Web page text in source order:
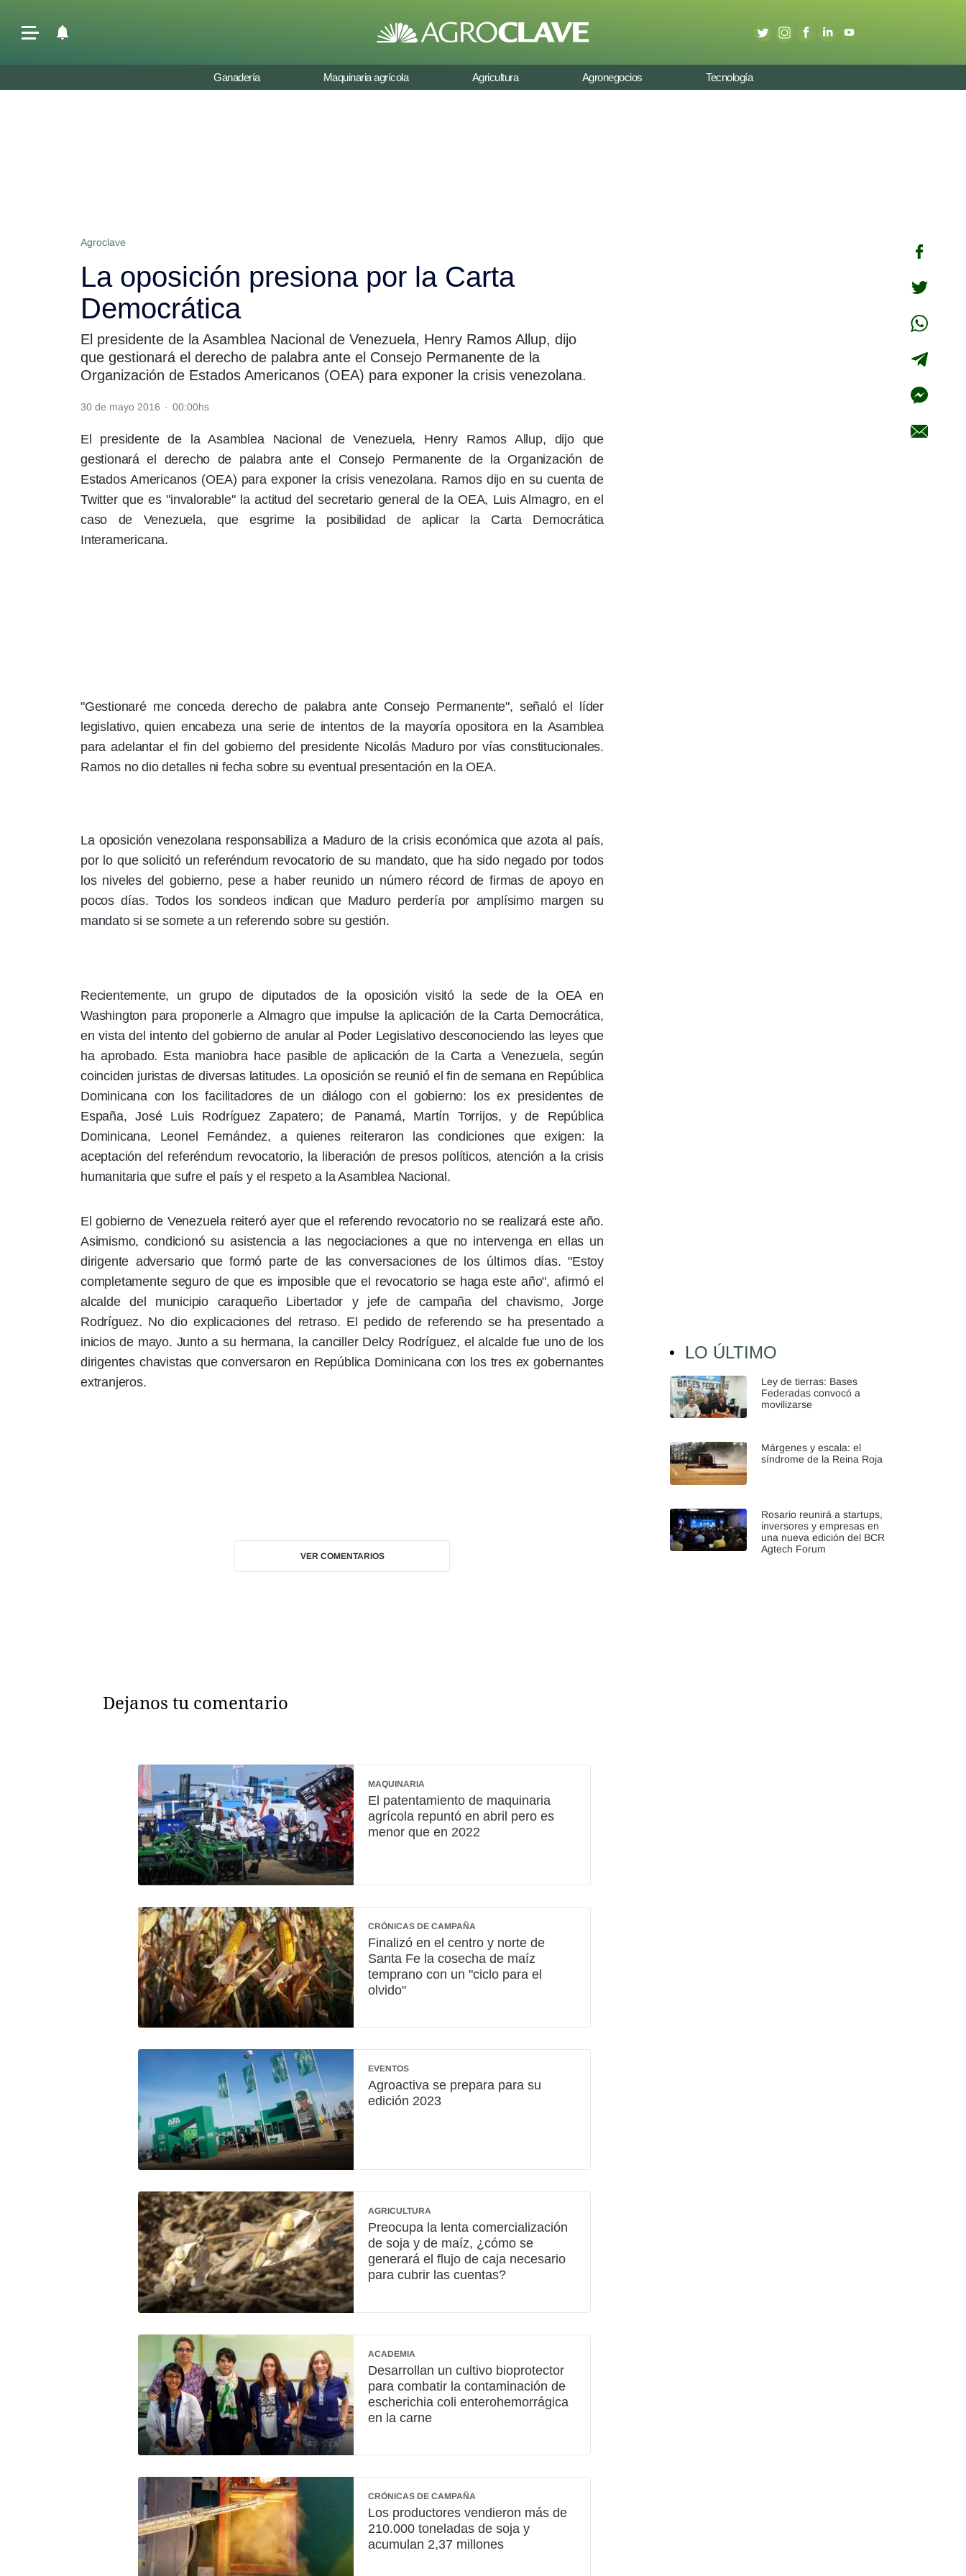
Ganadería Maquinaria agrícola Agricultura Agronegocios Tecnología
Agroclave
La oposición presiona por la Carta
Democrática
El presidente de la Asamblea Nacional de Venezuela, Henry Ramos Allup, dijo
que gestionará el derecho de palabra ante el Consejo Permanente de la
Organización de Estados Americanos (OEA) para exponer la crisis venezolana.
30 de mayo 2016 · 00:00hs
El presidente de la Asamblea Nacional de Venezuela, Henry Ramos Allup, dijo que
gestionará el derecho de palabra ante el Consejo Permanente de la Organización de
Estados Americanos (OEA) para exponer la crisis venezolana. Ramos dijo en su cuenta de
Twitter que es "invalorable" la actitud del secretario general de la OEA, Luis Almagro, en el
caso de Venezuela, que esgrime la posibilidad de aplicar la Carta Democrática
Interamericana.
"Gestionaré me conceda derecho de palabra ante Consejo Permanente", señaló el líder
legislativo, quien encabeza una serie de intentos de la mayoría opositora en la Asamblea
para adelantar el fin del gobierno del presidente Nicolás Maduro por vías constitucionales.
Ramos no dio detalles ni fecha sobre su eventual presentación en la OEA.
La oposición venezolana responsabiliza a Maduro de la crisis económica que azota al país,
por lo que solicitó un referéndum revocatorio de su mandato, que ha sido negado por todos
los niveles del gobierno, pese a haber reunido un número récord de firmas de apoyo en
pocos días. Todos los sondeos indican que Maduro perdería por amplísimo margen su
mandato si se somete a un referendo sobre su gestión.
Recientemente, un grupo de diputados de la oposición visitó la sede de la OEA en
Washington para proponerle a Almagro que impulse la aplicación de la Carta Democrática,
en vista del intento del gobierno de anular al Poder Legislativo desconociendo las leyes que
ha aprobado. Esta maniobra hace pasible de aplicación de la Carta a Venezuela, según
coinciden juristas de diversas latitudes. La oposición se reunió el fin de semana en República
Dominicana con los facilitadores de un diálogo con el gobierno: los ex presidentes de
España, José Luis Rodríguez Zapatero; de Panamá, Martín Torrijos, y de República
Dominicana, Leonel Fernández, a quienes reiteraron las condiciones que exigen: la
aceptación del referéndum revocatorio, la liberación de presos políticos, atención a la crisis
humanitaria que sufre el país y el respeto a la Asamblea Nacional.
El gobierno de Venezuela reiteró ayer que el referendo revocatorio no se realizará este año.
Asimismo, condicionó su asistencia a las negociaciones a que no intervenga en ellas un
dirigente adversario que formó parte de las conversaciones de los últimos días. "Estoy
completamente seguro de que es imposible que el revocatorio se haga este año", afirmó el
alcalde del municipio caraqueño Libertador y jefe de campaña del chavismo, Jorge
Rodríguez. No dio explicaciones del retraso. El pedido de referendo se ha presentado a
inicios de mayo. Junto a su hermana, la canciller Delcy Rodríguez, el alcalde fue uno de los
dirigentes chavistas que conversaron en República Dominicana con los tres ex gobernantes
extranjeros.
VER COMENTARIOS
LO ÚLTIMO
Ley de tierras: Bases
Federadas convocó a
movilizarse
Márgenes y escala: el
síndrome de la Reina Roja
Rosario reunirá a startups,
inversores y empresas en
una nueva edición del BCR
Agtech Forum
Dejanos tu comentario
MAQUINARIA
El patentamiento de maquinaria
agrícola repuntó en abril pero es
menor que en 2022
CRÓNICAS DE CAMPAÑA
Finalizó en el centro y norte de
Santa Fe la cosecha de maíz
temprano con un "ciclo para el
olvido"
EVENTOS
Agroactiva se prepara para su
edición 2023
AGRICULTURA
Preocupa la lenta comercialización
de soja y de maíz, ¿cómo se
generará el flujo de caja necesario
para cubrir las cuentas?
ACADEMIA
Desarrollan un cultivo bioprotector
para combatir la contaminación de
escherichia coli enterohemorrágica
en la carne
CRÓNICAS DE CAMPAÑA
Los productores vendieron más de
210.000 toneladas de soja y
acumulan 2,37 millones